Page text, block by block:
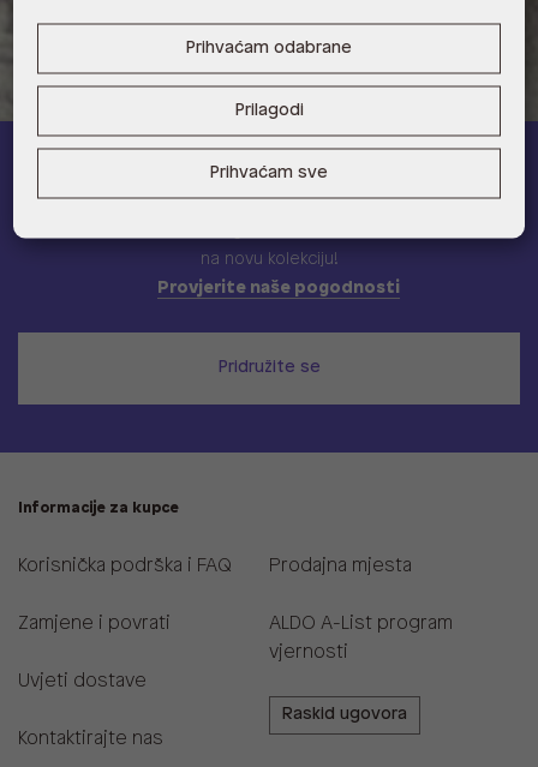
ALDO A-list
na novu kolekciju!
Provjerite naše pogodnosti
Pridružite se
Informacije za kupce
Korisnička podrška i FAQ
Zamjene i povrati
Uvjeti dostave
Kontaktirajte nas
Prodajna mjesta
ALDO A-List program
vjernosti
Raskid ugovora
Prihvaćam odabrane
Prilagodi
Prihvaćam sve